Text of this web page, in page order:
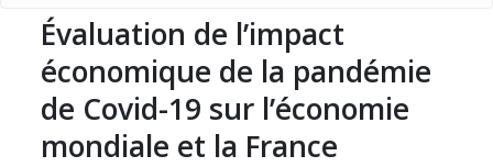
Évaluation de l’impact
économique de la pandémie
de Covid-19 sur l’économie
mondiale et la France